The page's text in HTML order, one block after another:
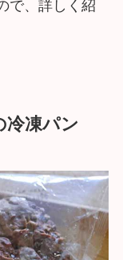
で、詳しく紹
冷凍パン